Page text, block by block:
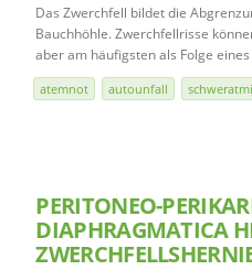
Das Zwerchfell bildet die
Bauchhöhle. Zwerchfellrisse
aber am häufigsten als Folge
atemnot autounfall
PERITONEO-
DIAPHRAGMATICA